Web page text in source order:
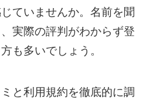
ていませんか。名前を聞
実際の評判がわからず登
も多いでしょう。
と利用規約を徹底的に調